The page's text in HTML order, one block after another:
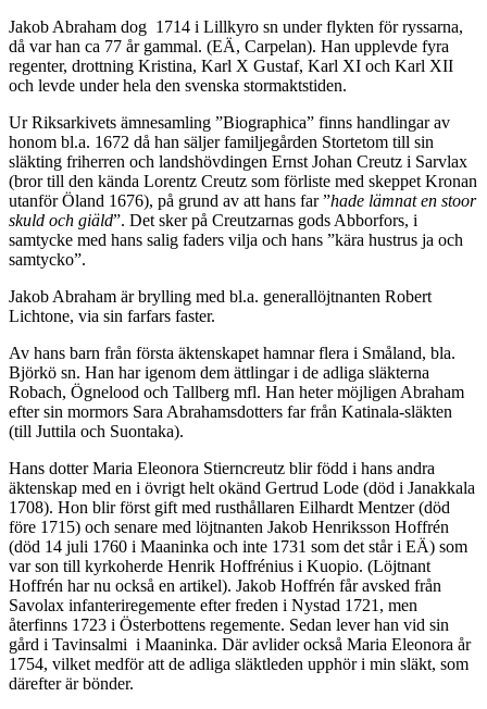
Jakob Abraham dog 1714 i Lillkyro sn under flykten för ryssarna,
då var han ca 77 år gammal. (EÄ, Carpelan). Han upplevde fyra
regenter, drottning Kristina, Karl X Gustaf, Karl XI och Karl XII
och levde under hela den svenska stormaktstiden.
Ur Riksarkivets ämnesamling ”Biographica” finns handlingar av
honom bl.a. 1672 då han säljer familjegården Stortetom till sin
släkting friherren och landshövdingen Ernst Johan Creutz i Sarvlax
(bror till den kända Lorentz Creutz som förliste med skeppet Kronan
utanför Öland 1676), på grund av att hans far ”hade lämnat en stoor
skuld och giäld”. Det sker på Creutzarnas gods Abborfors, i
samtycke med hans salig faders vilja och hans ”kära hustrus ja och
samtycko”.
Jakob Abraham är brylling med bl.a. generallöjtnanten Robert
Lichtone, via sin farfars faster.
Av hans barn från första äktenskapet hamnar flera i Småland, bla.
Björkö sn. Han har igenom dem ättlingar i de adliga släkterna
Robach, Ögnelood och Tallberg mfl. Han heter möjligen Abraham
efter sin mormors Sara Abrahamsdotters far från Katinala-släkten
(till Juttila och Suontaka).
Hans dotter Maria Eleonora Stierncreutz blir född i hans andra
äktenskap med en i övrigt helt okänd Gertrud Lode (död i Janakkala
1708). Hon blir först gift med rusthållaren Eilhardt Mentzer (död
före 1715) och senare med löjtnanten Jakob Henriksson Hoffrén
(död 14 juli 1760 i Maaninka och inte 1731 som det står i EÄ) som
var son till kyrkoherde Henrik Hoffrénius i Kuopio. (Löjtnant
Hoffrén har nu också en artikel). Jakob Hoffrén får avsked från
Savolax infanteriregemente efter freden i Nystad 1721, men
återfinns 1723 i Österbottens regemente. Sedan lever han vid sin
gård i Tavinsalmi i Maaninka. Där avlider också Maria Eleonora år
1754, vilket medför att de adliga släktleden upphör i min släkt, som
därefter är bönder.